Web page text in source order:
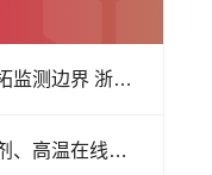
深耕测量技术，再拓监测边界 浙达精益柔性
带涂层、无需耦合剂、高温在线测厚 电磁超